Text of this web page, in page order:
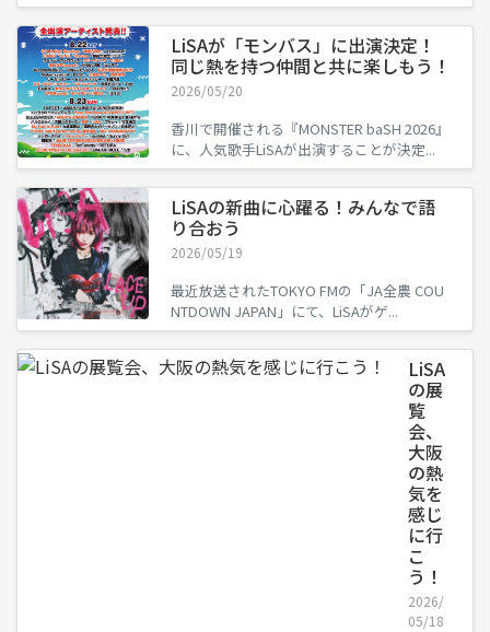
LiSAが「モンバス」に出演決定！
同じ熱を持つ仲間と共に楽しもう！
2026/05/20
香川で開催される『MONSTER baSH 2026』
に、人気歌手LiSAが出演することが決定...
LiSAの新曲に心躍る！みんなで語
り合おう
2026/05/19
最近放送されたTOKYO FMの「JA全農 COU
NTDOWN JAPAN」にて、LiSAがゲ...
LiSA
の展
覧
会、
大阪
の熱
気を
感じ
に行
こ
う！
2026/
05/18